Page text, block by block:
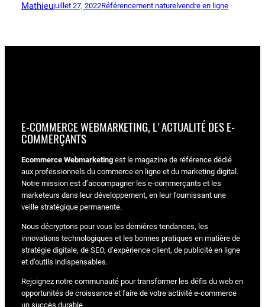
Mathieujuillet 27, 2022Référencement naturel vendre en ligne
E-COMMERCE WEBMARKETING, L'ACTUALITÉ DES E-
COMMERÇANTS
Ecommerce Webmarketing est le magazine de référence dédié
aux professionnels du commerce en ligne et du marketing digital.
Notre mission est d’accompagner les e-commerçants et les
marketeurs dans leur développement, en leur fournissant une
veille stratégique permanente.
Nous décryptons pour vous les dernières tendances, les
innovations technologiques et les bonnes pratiques en matière de
stratégie digitale, de SEO, d’expérience client, de publicité en ligne
et d’outils indispensables.
Rejoignez notre communauté pour transformer les défis du web en
opportunités de croissance et faire de votre activité e-commerce
un succès durable.